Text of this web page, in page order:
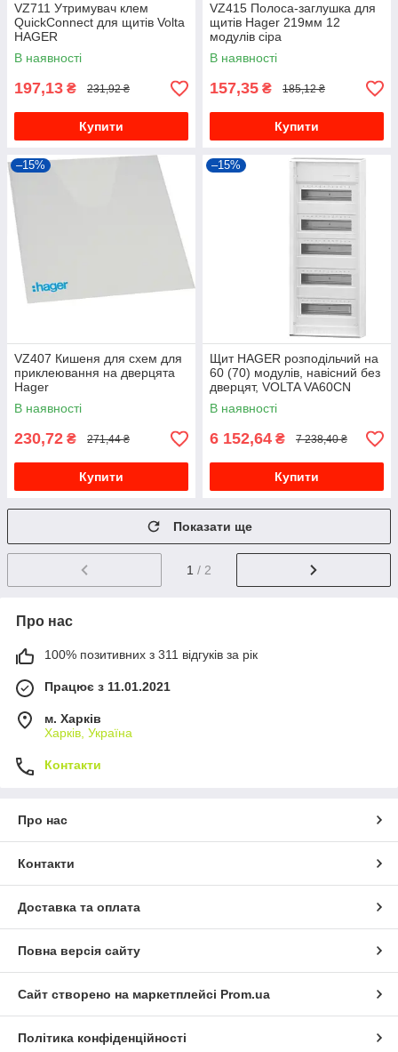
VZ711 Утримувач клем
QuickConnect для щитів Volta
HAGER
В наявності
197,13 ₴ 231,92 ₴
Купити
VZ415 Полоса-заглушка для
щитів Hager 219мм 12
модулів сіра
В наявності
157,35 ₴ 185,12 ₴
Купити
–15%
VZ407 Кишеня для схем для
приклеювання на дверцята
Hager
В наявності
230,72 ₴ 271,44 ₴
Купити
–15%
Щит HAGER розподільчий на
60 (70) модулів, навісний без
дверцят, VOLTA VA60CN
В наявності
6 152,64 ₴ 7 238,40 ₴
Купити
Показати ще
1 / 2
Про нас
100% позитивних з 311 відгуків за рік
Працює з 11.01.2021
м. Харків
Харків, Україна
Контакти
Про нас
Контакти
Доставка та оплата
Повна версія сайту
Сайт створено на маркетплейсі Prom.ua
Політика конфіденційності